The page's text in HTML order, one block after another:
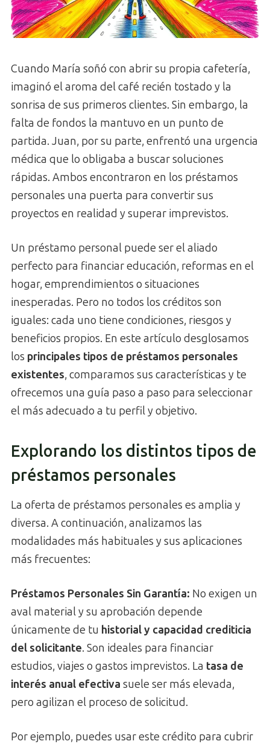
Cuando María soñó con abrir su propia cafetería,
imaginó el aroma del café recién tostado y la
sonrisa de sus primeros clientes. Sin embargo, la
falta de fondos la mantuvo en un punto de
partida. Juan, por su parte, enfrentó una urgencia
médica que lo obligaba a buscar soluciones
rápidas. Ambos encontraron en los préstamos
personales una puerta para convertir sus
proyectos en realidad y superar imprevistos.
Un préstamo personal puede ser el aliado
perfecto para financiar educación, reformas en el
hogar, emprendimientos o situaciones
inesperadas. Pero no todos los créditos son
iguales: cada uno tiene condiciones, riesgos y
beneficios propios. En este artículo desglosamos
los principales tipos de préstamos personales
existentes, comparamos sus características y te
ofrecemos una guía paso a paso para seleccionar
el más adecuado a tu perfil y objetivo.
Explorando los distintos tipos de
préstamos personales
La oferta de préstamos personales es amplia y
diversa. A continuación, analizamos las
modalidades más habituales y sus aplicaciones
más frecuentes:
Préstamos Personales Sin Garantía: No exigen un
aval material y su aprobación depende
únicamente de tu historial y capacidad crediticia
del solicitante. Son ideales para financiar
estudios, viajes o gastos imprevistos. La tasa de
interés anual efectiva suele ser más elevada,
pero agilizan el proceso de solicitud.
Por ejemplo, puedes usar este crédito para cubrir